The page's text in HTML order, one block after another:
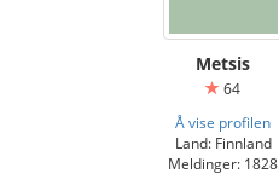
Metsis
64
Å vise profilen
Land: Finnland
Meldinger: 1828